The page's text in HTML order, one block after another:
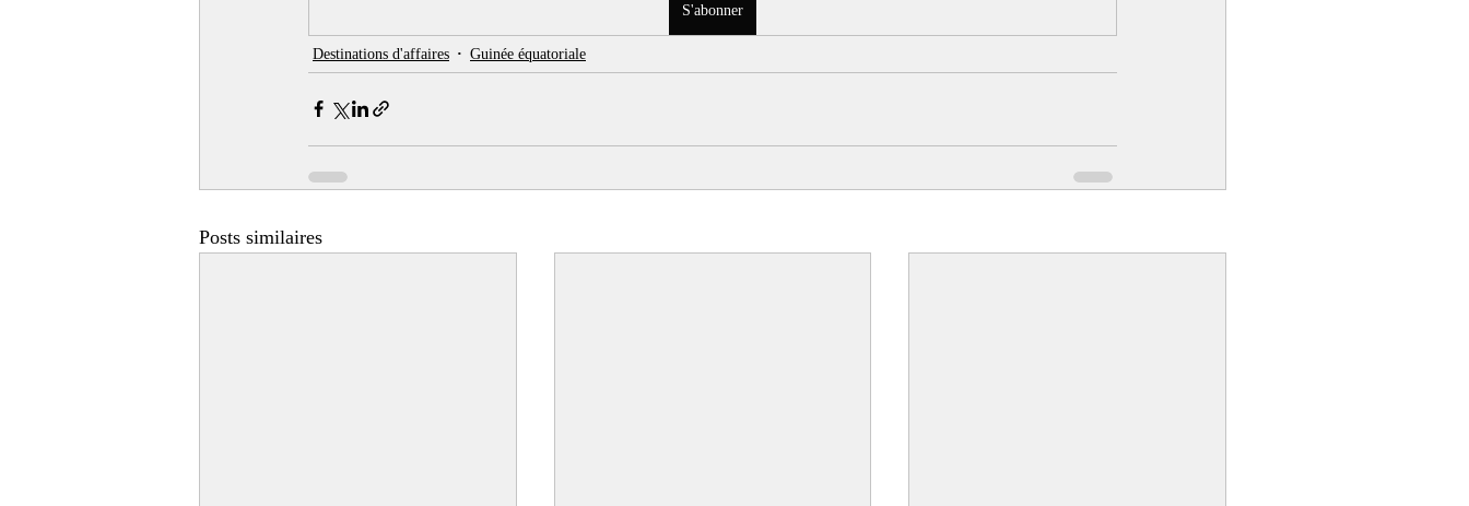
S'abonner
Destinations d'affaires Guinée équatoriale
Posts similaires